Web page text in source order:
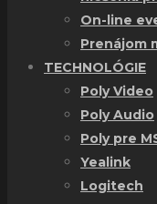
On-line
Prenájom
TECHNOLÓGIE
Poly Video
Poly Audio
Poly pre
Yealink
Logitech